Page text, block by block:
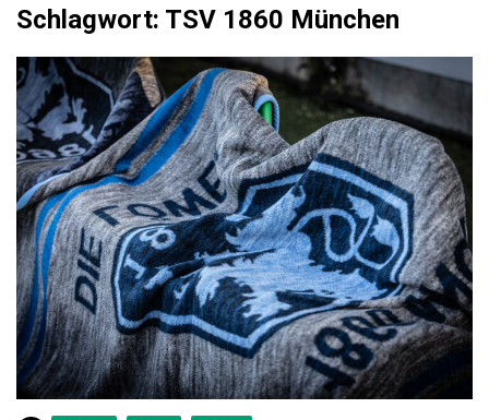
Schlagwort: TSV 1860 München